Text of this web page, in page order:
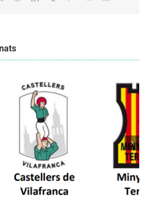
Castellers de Vilafranca unieixen tradició i
patrimoni en un viatge de colla a la Vall
d’Aran i a la Vall de Boí